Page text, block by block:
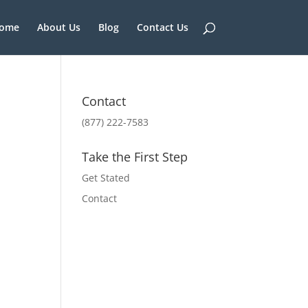
About Us Blog Contact Us
Contact
(877) 222-7583
Take the First Step
Get Stated
Contact